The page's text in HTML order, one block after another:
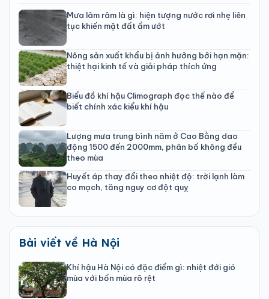
Mưa lâm râm là gì: hiện tượng nước rơi nhẹ liên
tục khiến mặt đất ẩm ướt
Nông sản xuất khẩu bị ảnh hưởng bởi hạn mặn:
thiệt hại kinh tế và giải pháp thích ứng
Biểu đồ khí hậu Climograph đọc thế nào để
biết chính xác kiểu khí hậu
Lượng mưa trung bình năm ở Cao Bằng dao
động 1500 đến 2000mm, phân bố không đều
theo mùa
Huyết áp thay đổi theo nhiệt độ: trời lạnh làm
co mạch, tăng nguy cơ đột quỵ
Bài viết về Hà Nội
Khí hậu Hà Nội có đặc điểm gì: nhiệt đới gió
mùa với bốn mùa rõ rệt